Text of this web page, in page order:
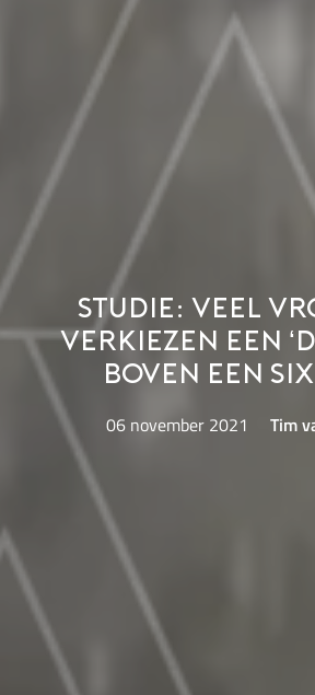
Studie: veel
verkiezen een
boven een
06 november 2021 Tim